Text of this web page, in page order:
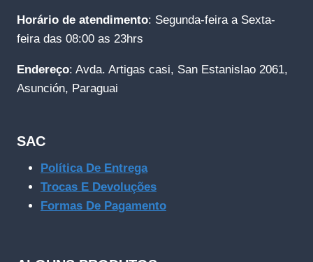
Horário de atendimento: Segunda-feira a Sexta-
feira das 08:00 as 23hrs
Endereço: Avda. Artigas casi, San Estanislao 2061,
Asunción, Paraguai
SAC
Política De Entrega
Trocas E Devoluções
Formas De Pagamento